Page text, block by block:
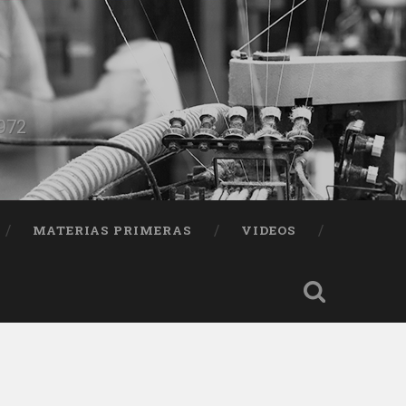
MATERIAS PRIMERAS VIDEOS